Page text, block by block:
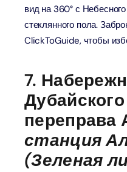
вид на 360° с
стеклянного пола.
ClickToGuide, чтобы
7.
переправа
станция
(Зеленая